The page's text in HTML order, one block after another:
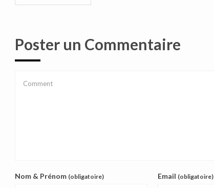
Poster un Commentaire
Nom & Prénom (obligatoire) Email (obligatoire)